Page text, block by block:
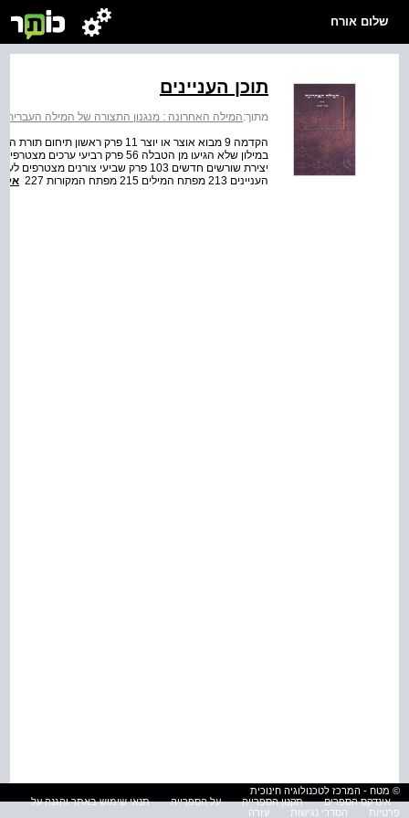
שלום אורח
תוכן העניינים
מתוך:המילה האחרונה : מנגנון התצורה של המילה העברית
העניינים 213 מפתח המילים 215 מפתח המקורות 227 אל
© מטח - המרכז לטכנולוגיה חינוכית
אינדקס הספרים
תקנון הספרייה על הספרייה
תנאי שימוש באתר והגנה על
פרטיות
הסדרי נגישות עזרה